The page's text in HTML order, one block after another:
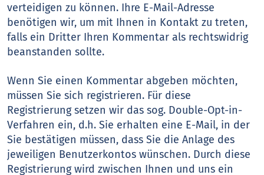
verteidigen zu können. Ihre E-Mail-Adresse
benötigen wir, um mit Ihnen in Kontakt zu treten,
falls ein Dritter Ihren Kommentar als rechtswidrig
beanstanden sollte.
Wenn Sie einen Kommentar abgeben möchten,
müssen Sie sich registrieren. Für diese
Registrierung setzen wir das sog. Double-Opt-in-
Verfahren ein, d.h. Sie erhalten eine E-Mail, in der
Sie bestätigen müssen, dass Sie die Anlage des
jeweiligen Benutzerkontos wünschen. Durch diese
Registrierung wird zwischen Ihnen und uns ein